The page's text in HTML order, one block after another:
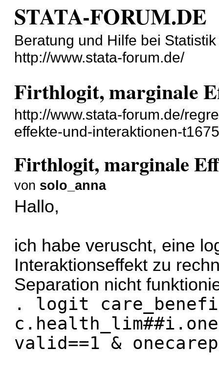
STATA-FORUM.DE
Beratung und Hilfe bei
http://www.stata-forum.de/
Firthlogit, marginale
http://www.stata-forum.de/
effekte-und-interaktionen-
Firthlogit, marginale
von solo_anna
Hallo,
ich habe veruscht, eine
Interaktionseffekt zu
Separation nicht
. logit
valid==1 &